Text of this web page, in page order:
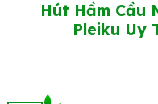
Hút Hầm Cầu
Pleiku Uy